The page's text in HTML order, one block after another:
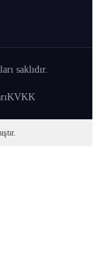
saklıdır.
KVKK